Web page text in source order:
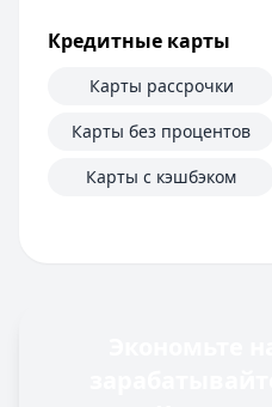
Кредитные карты
Карты рассрочки
Карты без процентов
Карты с кэшбэком